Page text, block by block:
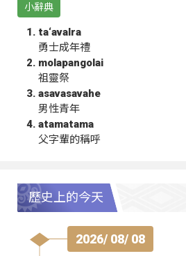
小辭典
ta‘avalra
勇士成年禮
molapangolai
祖靈祭
asavasavahe
男性青年
atamatama
父字輩的稱呼
歷史上的今天
2026/ 08/ 08